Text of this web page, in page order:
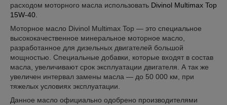
расходом моторного масла использовать Divinol Multimax Top
15W-40.
Моторное масло Divinol Multimax Top — это специальное
высококачественное минеральное моторное масло,
разработанное для дизельных двигателей большой
мощностью. Специальные добавки, которые входят в состав
масла, увеличивают срок эксплуатации двигателя. А так же
увеличен интервал замены масла — до 50 000 км, при
тяжелых условиях эксплуатации.
Данное масло официально одобрено производителями